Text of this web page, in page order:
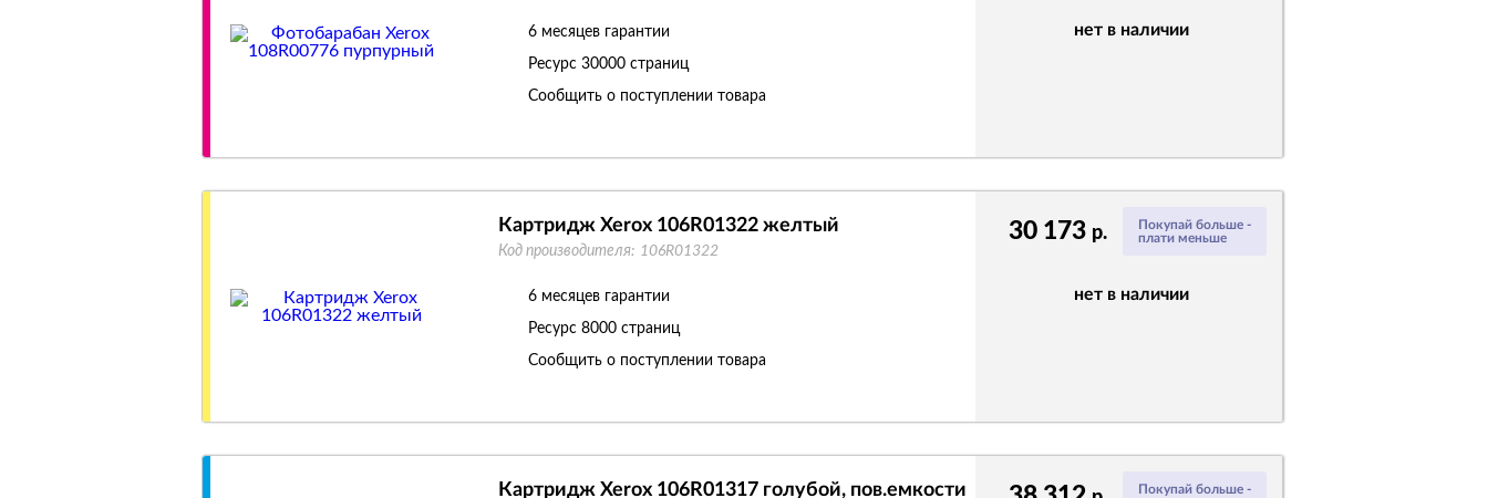
нет в наличии
6 месяцев гарантии
Ресурс 30000 страниц
Сообщить о поступлении товара
Покупай больше -
плати меньше
30 173 р.
нет в наличии
Картридж Xerox 106R01322 желтый
Код производителя: 106R01322
6 месяцев гарантии
Ресурс 8000 страниц
Сообщить о поступлении товара
Покупай больше -
Картридж Xerox 106R01317 голубой, пов.емкости